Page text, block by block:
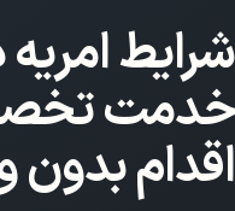
شرایط
خدمت
اقدام